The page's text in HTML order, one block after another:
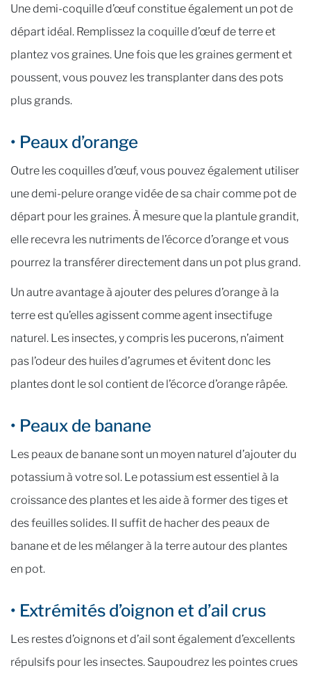
Une demi-coquille d’œuf constitue également un pot de
départ idéal. Remplissez la coquille d’œuf de terre et
plantez vos graines. Une fois que les graines germent et
poussent, vous pouvez les transplanter dans des pots
plus grands.
• Peaux d’orange
Outre les coquilles d’œuf, vous pouvez également utiliser
une demi-pelure orange vidée de sa chair comme pot de
départ pour les graines. À mesure que la plantule grandit,
elle recevra les nutriments de l’écorce d’orange et vous
pourrez la transférer directement dans un pot plus grand.
Un autre avantage à ajouter des pelures d’orange à la
terre est qu’elles agissent comme agent insectifuge
naturel. Les insectes, y compris les pucerons, n’aiment
pas l’odeur des huiles d’agrumes et évitent donc les
plantes dont le sol contient de l’écorce d’orange râpée.
• Peaux de banane
Les peaux de banane sont un moyen naturel d’ajouter du
potassium à votre sol. Le potassium est essentiel à la
croissance des plantes et les aide à former des tiges et
des feuilles solides. Il suffit de hacher des peaux de
banane et de les mélanger à la terre autour des plantes
en pot.
• Extrémités d’oignon et d’ail crus
Les restes d’oignons et d’ail sont également d’excellents
répulsifs pour les insectes. Saupoudrez les pointes crues